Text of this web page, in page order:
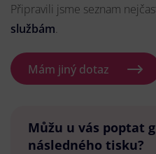
Připravili jsme seznam
službám.
Mám jiný dotaz
Můžu u vás poptat
následného tisku?